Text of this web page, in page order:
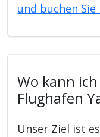
und buchen
Wo kann
Flughafen
Unser Ziel ist